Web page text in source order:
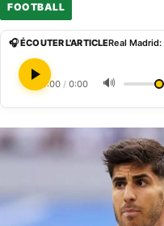
FOOTBALL
🎧 ÉCOUTER L'ARTICLE
0:00 / 0:00 🔊